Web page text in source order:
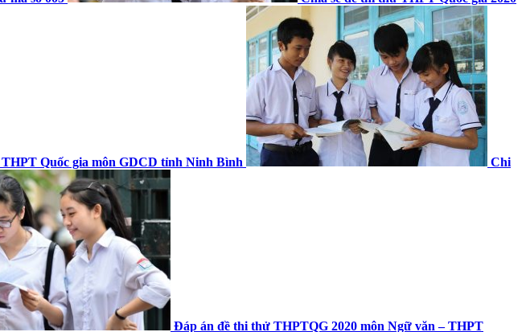
Quốc gia môn GDCD tỉnh Ninh Bình Chi
Đáp án đề thi thử THPTQG 2020 môn Ngữ văn – THPT